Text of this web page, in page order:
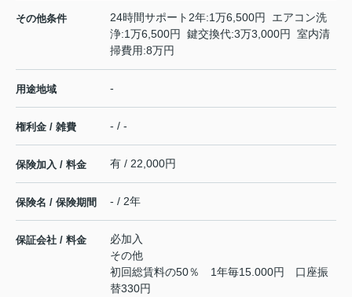
その他条件
24時間サポート2年:1万6,500円 エアコン洗
浄:1万6,500円 鍵交換代:3万3,000円 室内清
掃費用:8万円
用途地域 -
権利金 / 雑費 - / -
保険加入 / 料金 有 / 22,000円
保険名 / 保険期間 - / 2年
保証会社 / 料金
必加入
その他
初回総賃料の50％ 1年毎15.000円 口座振
替330円